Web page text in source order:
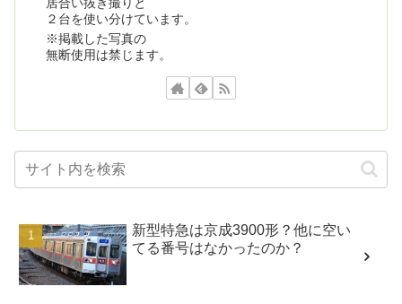
２台を使い分けています。
※掲載した写真の
無断使用は禁じます。
新型特急は京成3900形？他に空い
てる番号はなかったのか？